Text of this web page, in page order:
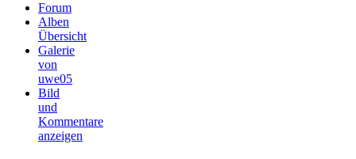
Forum
Alben
Übersicht
Galerie
von
uwe05
Bild
und
Kommentare
anzeigen